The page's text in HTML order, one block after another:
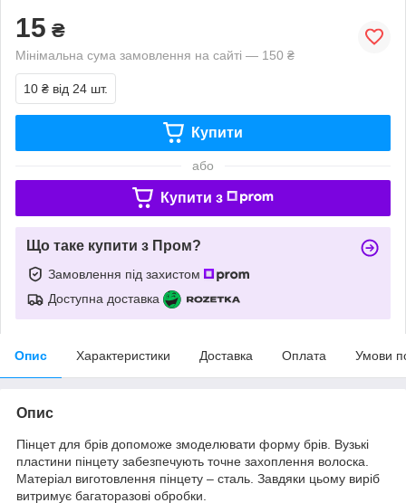
15 ₴
Мінімальна сума замовлення на сайті — 150 ₴
10 ₴ від 24 шт.
Купити
або
Купити з
Що таке купити з Пром?
Замовлення під захистом
Доступна доставка
Опис Характеристики Доставка Оплата Умови
Опис
Пінцет для брів допоможе змоделювати форму брів. Вузькі
пластини пінцету забезпечують точне захоплення волоска.
Матеріал виготовлення пінцету – сталь. Завдяки цьому виріб
витримує багаторазові обробки.